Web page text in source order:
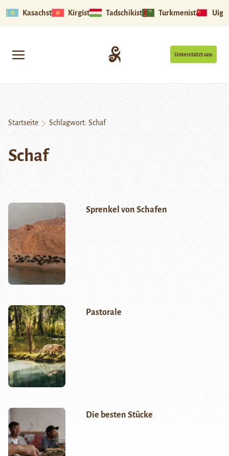
Kasachstan Kirgistan Tadschikistan Turkmenistan
Unterstützt uns
Startseite Schlagwort: Schaf
Schaf
Sprenkel von Schafen
Pastorale
Die besten Stücke